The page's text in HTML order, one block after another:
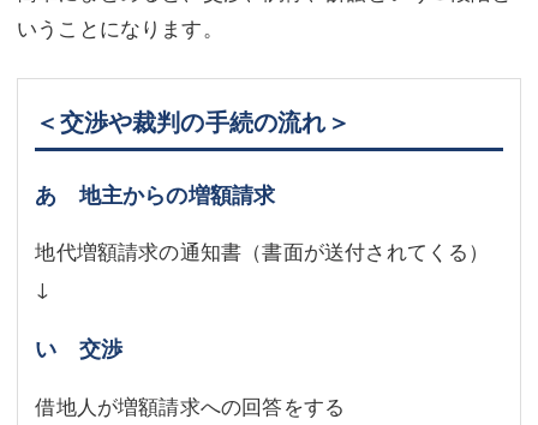
いうことになります。
＜交渉や裁判の手続の流れ＞
あ 地主からの増額請求
地代増額請求の通知書（書面が送付されてくる）
↓
い 交渉
借地人が増額請求への回答をする